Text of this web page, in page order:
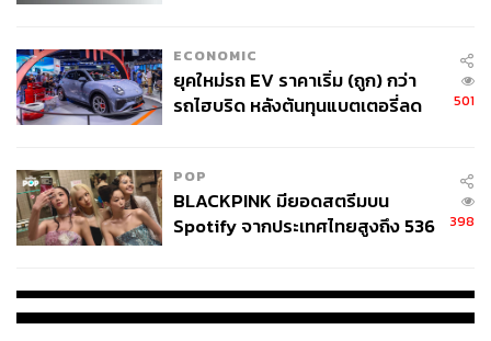
เอก ที่เป็นเหมือนตัวแทนของคนนอกที่ไม่รู้จักวงการพระ
เครื่องมาก่อน ซึ่งมองในแง่หนึ่งถ้าเอกตัดสินใจขายพระ
เครื่องให้เซ้งไปตั้งแต่แรก เรื่องราวทั้งหมดก็คงจะจบลงด้วยดี
(และยังสมเหตุสมผล) แต่ภาพยนตร์ก็ค่อยๆ นำเสนอให้เรา
พร้อมจะเดินไปกับตัวละครไม่ว่าเขาจะพาเราไปที่ไหน ขณะที่
นักแสดงนำอย่างเจ้านายก็ถ่ายทอดทั้งความกดดันและหวาด
กลัวที่ตัวละครต้องเผชิญ รวมไปถึงความมุ่งมั่นที่ต้องการเอา
หรือ หมวย เองก็เป็นตัวแทนของเซียนพระหญิงที่ต้องต่อสู้และ
ECONOMIC
ยุคใหม่รถ EV ราคาเริ่ม (ถูก) กว่า
รถไฮบริด หลังต้นทุนแบตเตอรี่ลด
501
POP
BLACKPINK มียอดสตรีมบน
Spotify จากประเทศไทยสูงถึง 536
398